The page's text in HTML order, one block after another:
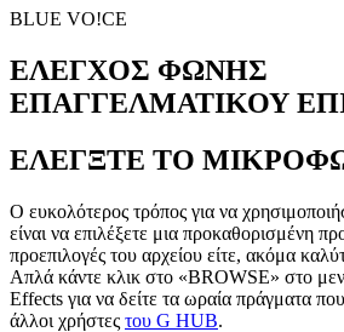
BLUE VO!CE
ΕΛΕΓΧΟΣ ΦΩΝΗΣ
ΕΠΑΓΓΕΛΜΑΤΙΚΟΥ
ΕΛΕΓΞΤΕ ΤΟ
Ο ευκολότερος τρόπος για να
είναι να επιλέξετε μια προκαθορισμένη
προεπιλογές του αρχείου είτε, ακόμα
Απλά κάντε κλικ στο «BROWSE» στο
Effects για να δείτε τα ωραία πράγματα
άλλοι χρήστες του G HUB.